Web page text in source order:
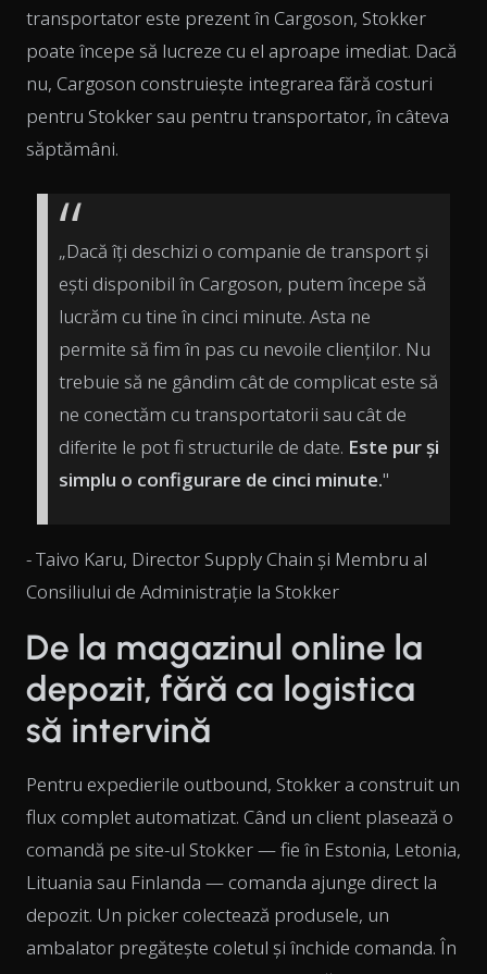
transportator este prezent în Cargoson, Stokker
poate începe să lucreze cu el aproape imediat. Dacă
nu, Cargoson construiește integrarea fără costuri
pentru Stokker sau pentru transportator, în câteva
săptămâni.
„Dacă îți deschizi o companie de transport și
ești disponibil în Cargoson, putem începe să
lucrăm cu tine în cinci minute. Asta ne
permite să fim în pas cu nevoile clienților. Nu
trebuie să ne gândim cât de complicat este să
ne conectăm cu transportatorii sau cât de
diferite le pot fi structurile de date. Este pur și
simplu o configurare de cinci minute."
- Taivo Karu, Director Supply Chain și Membru al
Consiliului de Administrație la Stokker
De la magazinul online la
depozit, fără ca logistica
să intervină
Pentru expedierile outbound, Stokker a construit un
flux complet automatizat. Când un client plasează o
comandă pe site-ul Stokker — fie în Estonia, Letonia,
Lituania sau Finlanda — comanda ajunge direct la
depozit. Un picker colectează produsele, un
ambalator pregătește coletul și închide comanda. În